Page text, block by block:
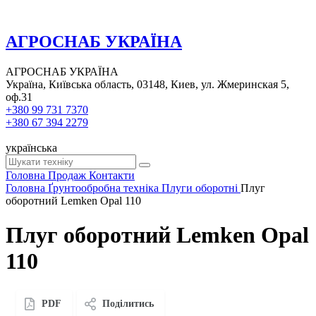
АГРОСНАБ УКРАЇНА
АГРОСНАБ УКРАЇНА
Україна, Київська область, 03148, Киев, ул. Жмеринская 5,
оф.31
+380 99 731 7370
+380 67 394 2279
українська
Головна Продаж Контакти
Головна Ґрунтообробна техніка Плуги оборотні Плуг
оборотний Lemken Opal 110
Плуг оборотний Lemken Opal
110
PDF Поділитись